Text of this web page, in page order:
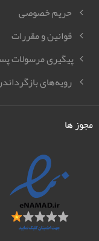
حریم خصوصی
قوانین و مقررات
پیگیری مرسولات
رویه‌های
مجوز ها